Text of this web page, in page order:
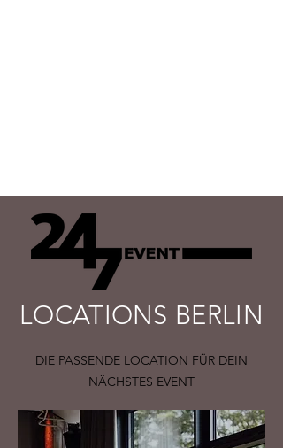
LOCATIONS BERLIN
DIE PASSENDE LOCATION FÜR DEIN
NÄCHSTES EVENT